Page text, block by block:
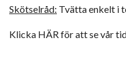
Skötselråd: Tvätta enkelt i
Klicka HÄRför att se vår